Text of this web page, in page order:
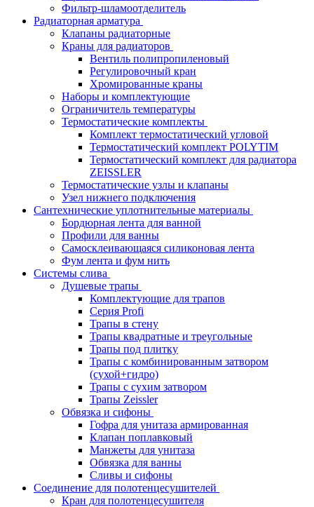
Фильтр-шламоотделитель
Радиаторная арматура
Клапаны радиаторные
Краны для радиаторов
Вентиль полипропиленовый
Регулировочный кран
Хромированные краны
Наборы и комплектующие
Ограничитель температуры
Термостатические комплекты
Комплект термостатический угловой
Термостатический комплект POLYTIM
Термостатический комплект для радиатора
ZEISSLER
Термостатические узлы и клапаны
Узел нижнего подключения
Сантехнические уплотнительные материалы
Бордюрная лента для ванной
Профили для ванны
Самосклеивающаяся силиконовая лента
Фум лента и фум нить
Системы слива
Душевые трапы
Комплектующие для трапов
Серия Profi
Трапы в стену
Трапы квадратные и треугольные
Трапы под плитку
Трапы с комбинированным затвором
(сухой+гидро)
Трапы с сухим затвором
Трапы Zeissler
Обвязка и сифоны
Гофра для унитаза армированная
Клапан поплавковый
Манжеты для унитаза
Обвязка для ванны
Сливы и сифоны
Соединение для полотенцесушителей
Кран для полотенцесушителя